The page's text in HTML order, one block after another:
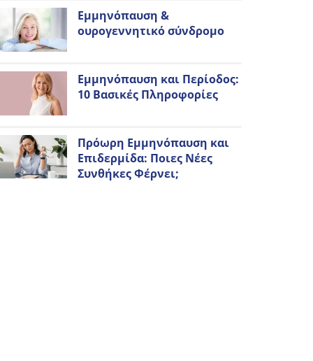
Εμμηνόπαυση &
ουρογεννητικό σύνδρομο
Εμμηνόπαυση και Περίοδος:
10 Βασικές Πληροφορίες
Πρόωρη Εμμηνόπαυση και
Επιδερμίδα: Ποιες Νέες
Συνθήκες Φέρνει;